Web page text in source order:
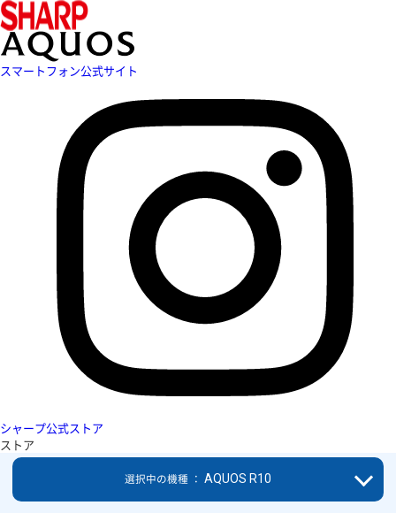
スマートフォン公式サイト
シャープ公式ストア
ストア
選択中の機種 ： AQUOS R10